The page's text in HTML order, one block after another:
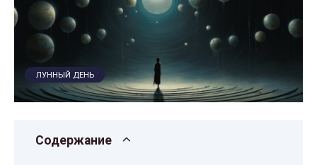
ЛУННЫЙ ДЕНЬ
Содержание